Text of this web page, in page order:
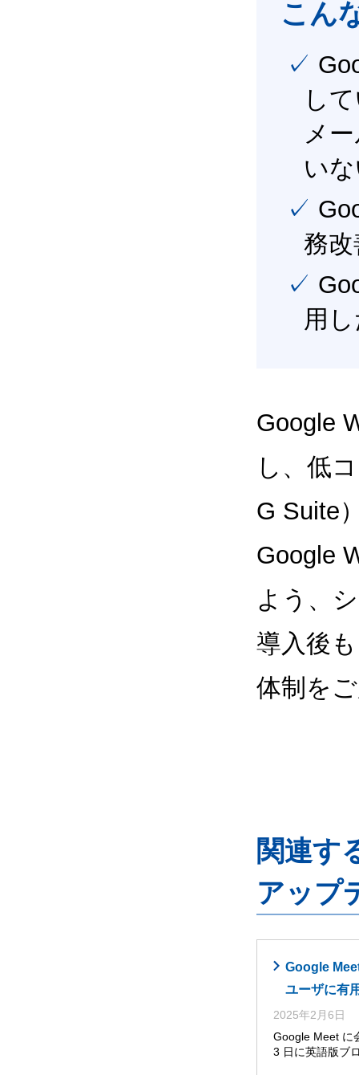
こん
✓ Google Workspace（旧G Suite） を社内で導入
し
メ
い
✓ Google Workspace（旧G Suite） を活用し、業
務
✓ Google Workspace（旧G Suite） を最大限に活
用
Google
し、低
G Suite
Google
よう、
導入後
体制を
関連す
アップ
Google
ユーザに有
2025年2月6日
Google Meet に
3 日に英語版ブ